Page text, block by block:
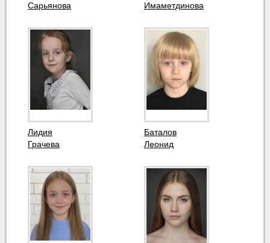
Сарьянова
Имаметдинова
Лидия
Грачева
Баталов
Леонид